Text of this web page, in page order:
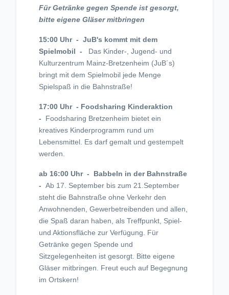
Für Getränke gegen Spende ist gesorgt,
bitte eigene Gläser mitbringen
15:00 Uhr - JuB's kommt mit dem
Spielmobil - Das Kinder-, Jugend- und
Kulturzentrum Mainz-Bretzenheim (JuB´s)
bringt mit dem Spielmobil jede Menge
Spielspaß in die Bahnstraße!
17:00 Uhr - Foodsharing Kinderaktion
- Foodsharing Bretzenheim bietet ein
kreatives Kinderprogramm rund um
Lebensmittel. Es darf gemalt und gestempelt
werden.
ab 16:00 Uhr - Babbeln in der Bahnstraße
- Ab 17. September bis zum 21.September
steht die Bahnstraße ohne Verkehr den
Anwohnenden, Gewerbetreibenden und allen,
die Spaß daran haben, als Treffpunkt, Spiel-
und Aktionsfläche zur Verfügung. Für
Getränke gegen Spende und
Sitzgelegenheiten ist gesorgt. Bitte eigene
Gläser mitbringen. Freut euch auf Begegnung
im Ortskern!